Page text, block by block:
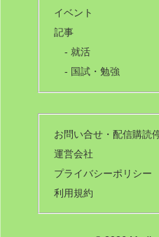
イベント
記事
- 就活
- 国試・勉強
お問い合せ・配信購読
運営会社
プライバシーポリシー
利用規約